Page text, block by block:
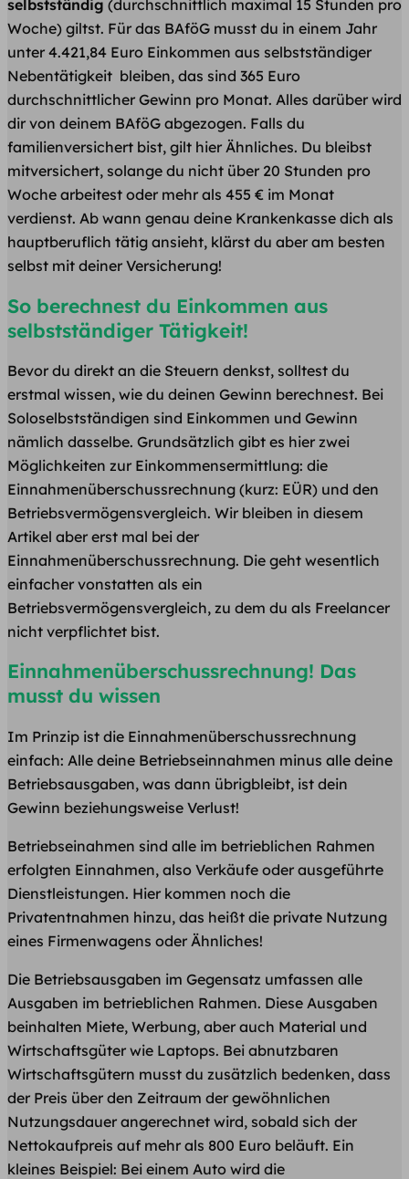
selbstständig (durchschnittlich maximal 15 Stunden pro
Woche) giltst. Für das BAföG musst du in einem Jahr
unter 4.421,84 Euro Einkommen aus selbstständiger
Nebentätigkeit bleiben, das sind 365 Euro
durchschnittlicher Gewinn pro Monat. Alles darüber wird
dir von deinem BAföG abgezogen. Falls du
familienversichert bist, gilt hier Ähnliches. Du bleibst
mitversichert, solange du nicht über 20 Stunden pro
Woche arbeitest oder mehr als 455 € im Monat
verdienst. Ab wann genau deine Krankenkasse dich als
hauptberuflich tätig ansieht, klärst du aber am besten
selbst mit deiner Versicherung!
So berechnest du Einkommen aus
selbstständiger Tätigkeit!
Bevor du direkt an die Steuern denkst, solltest du
erstmal wissen, wie du deinen Gewinn berechnest. Bei
Soloselbstständigen sind Einkommen und Gewinn
nämlich dasselbe. Grundsätzlich gibt es hier zwei
Möglichkeiten zur Einkommensermittlung: die
Einnahmenüberschussrechnung (kurz: EÜR) und den
Betriebsvermögensvergleich. Wir bleiben in diesem
Artikel aber erst mal bei der
Einnahmenüberschussrechnung. Die geht wesentlich
einfacher vonstatten als ein
Betriebsvermögensvergleich, zu dem du als Freelancer
nicht verpflichtet bist.
Einnahmenüberschussrechnung! Das
musst du wissen
Im Prinzip ist die Einnahmenüberschussrechnung
einfach: Alle deine Betriebseinnahmen minus alle deine
Betriebsausgaben, was dann übrigbleibt, ist dein
Gewinn beziehungsweise Verlust!
Betriebseinahmen sind alle im betrieblichen Rahmen
erfolgten Einnahmen, also Verkäufe oder ausgeführte
Dienstleistungen. Hier kommen noch die
Privatentnahmen hinzu, das heißt die private Nutzung
eines Firmenwagens oder Ähnliches!
Die Betriebsausgaben im Gegensatz umfassen alle
Ausgaben im betrieblichen Rahmen. Diese Ausgaben
beinhalten Miete, Werbung, aber auch Material und
Wirtschaftsgüter wie Laptops. Bei abnutzbaren
Wirtschaftsgütern musst du zusätzlich bedenken, dass
der Preis über den Zeitraum der gewöhnlichen
Nutzungsdauer angerechnet wird, sobald sich der
Nettokaufpreis auf mehr als 800 Euro beläuft. Ein
kleines Beispiel: Bei einem Auto wird die